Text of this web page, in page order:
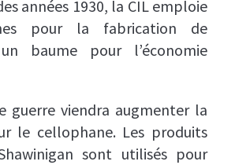
années 1930, la CIL emploie
pour la fabrication de
baume pour l’économie
guerre viendra augmenter la
le cellophane. Les produits
sont utilisés pour